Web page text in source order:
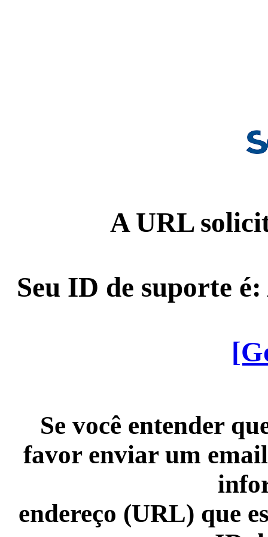
A URL
Seu ID de suporte
Se você entender
favor enviar um
endereço (URL) que